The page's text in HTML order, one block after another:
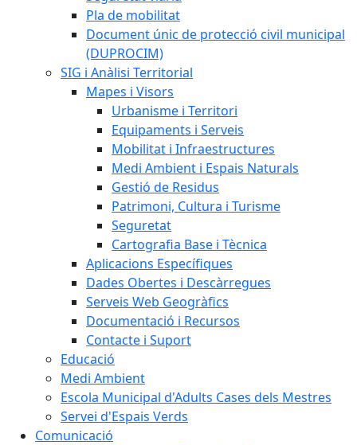
Pla de mobilitat
Document únic de protecció civil municipal
(DUPROCIM)
SIG i Anàlisi Territorial
Mapes i Visors
Urbanisme i Territori
Equipaments i Serveis
Mobilitat i Infraestructures
Medi Ambient i Espais Naturals
Gestió de Residus
Patrimoni, Cultura i Turisme
Seguretat
Cartografia Base i Tècnica
Aplicacions Específiques
Dades Obertes i Descàrregues
Serveis Web Geogràfics
Documentació i Recursos
Contacte i Suport
Educació
Medi Ambient
Escola Municipal d'Adults Cases dels Mestres
Servei d'Espais Verds
Comunicació